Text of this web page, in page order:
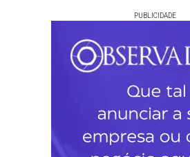
PUBLICIDADE